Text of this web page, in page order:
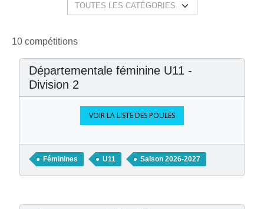
10 compétitions
Départementale féminine U11 -
Division 2
VOIR LA LISTE DES POULES
Féminines U11 Saison 2026-2027